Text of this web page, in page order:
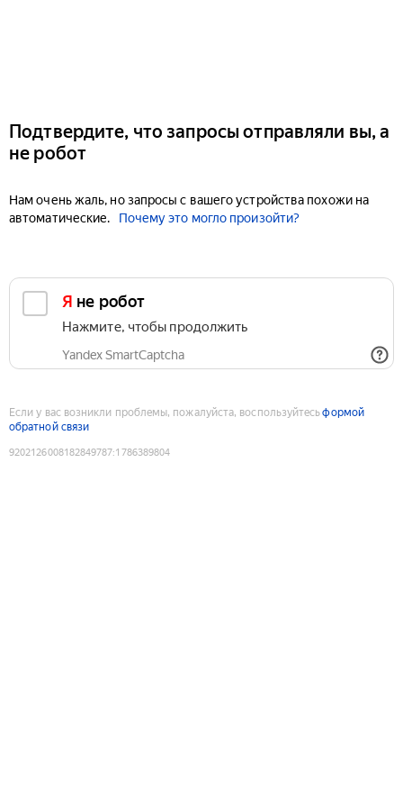
Подтвердите, что запросы отправляли вы, а
не робот
Нам очень жаль, но запросы с вашего устройства похожи на
автоматические.
Почему это могло произойти?
Я не робот
Нажмите, чтобы продолжить
Yandex SmartCaptcha
Если у вас возникли проблемы, пожалуйста, воспользуйтесьформой
обратной связи
9202126008182849787:1786389804